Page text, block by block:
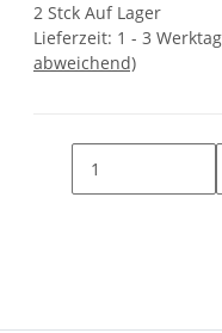
2 Stck Auf Lager
Lieferzeit: 1 - 3
abweichend)